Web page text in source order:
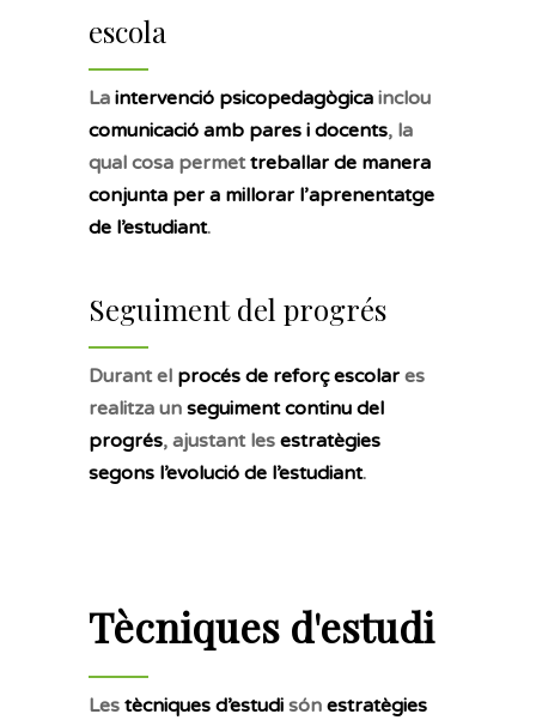
escola
La intervenció psicopedagògica inclou
comunicació amb pares i docents, la
qual cosa permettreballar de manera
conjunta per a millorar l’aprenentatge
de l’estudiant.
Seguiment del progrés
Durant el procés de reforç escolar es
realitza un seguiment continu del
progrés, ajustant les estratègies
segons l’evolució de l’estudiant.
Tècniques d'estudi
Les tècniques d’estudi són estratègies